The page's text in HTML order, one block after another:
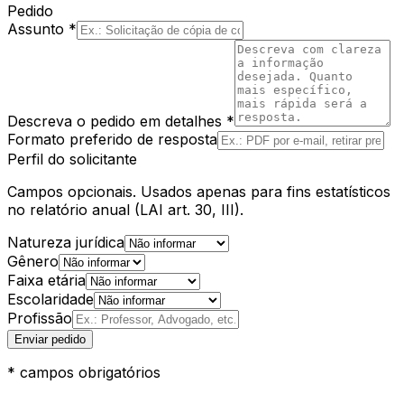
Pedido
Assunto *
Descreva o pedido em detalhes *
Formato preferido de resposta
Perfil do solicitante
Campos opcionais. Usados apenas para fins estatísticos
no relatório anual (LAI art. 30, III).
Natureza jurídica
Gênero
Faixa etária
Escolaridade
Profissão
Enviar pedido
* campos obrigatórios